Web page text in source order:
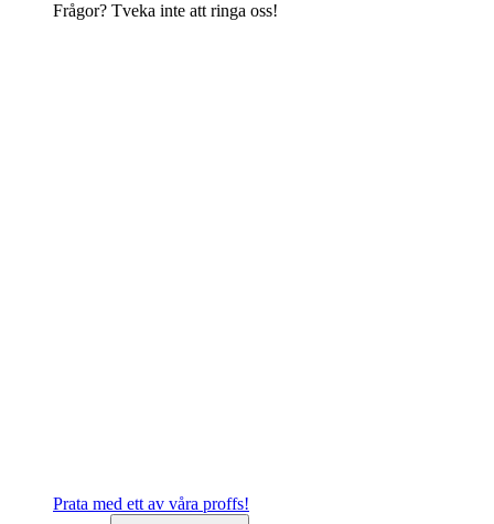
Frågor? Tveka inte att ringa oss!
Prata med ett av våra proffs!